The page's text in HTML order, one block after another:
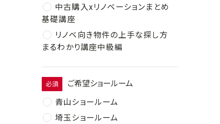
中古購入xリノベーションまとめ
基礎講座
リノベ向き物件の上手な探し方
まるわかり講座中級編
必須
ご希望ショールーム
青山ショールーム
埼玉ショールーム